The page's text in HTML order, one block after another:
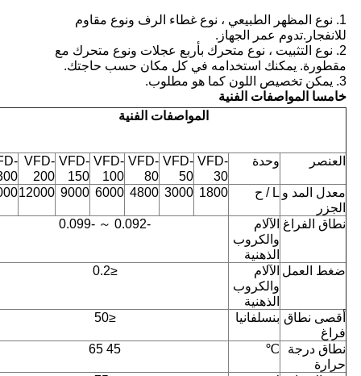
1. نوع المظهر الطبيعي ، نوع غطاء الرف ونوع مقاوم
للانفجار.تدوم عمر الجهاز.
2. نوع التثبيت ، نوع متحرك بأربع عجلات ونوع متحرك مع
مقطورة. يمكنك استخدامه في كل مكان حسب حاجتك.
3. يمكن تخصيص اللون كما هو مطلوب.
خامسا المواصفات الفنية
المواصفات الفنية
العنصر وحدة
VFD-
30
VFD-
50
VFD-
80
VFD-
100
VFD-
150
VFD-
200
معدل المد و
الجزر
L / ح 1800
3000
4800
6000
9000
12000
نطاق الفراغ الآلام
والكروب
الذهنية
-0.092 ～ -0.099
ضغط العمل الآلام
والكروب
الذهنية
≤0.2
أقصى نطاق
فراغ
بنسلفانيا ≤50
نطاق درجة
حرارة
℃
45 65